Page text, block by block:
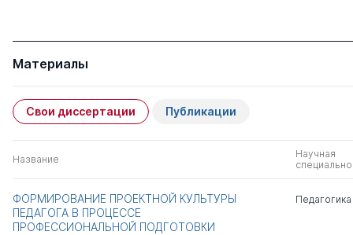
Материалы
Свои диссертации Публикации
Название
Научная
ФОРМИРОВАНИЕ ПРОЕКТНОЙ КУЛЬТУРЫ
ПЕДАГОГА В ПРОЦЕССЕ
ПРОФЕССИОНАЛЬНОЙ ПОДГОТОВКИ
Педагогика